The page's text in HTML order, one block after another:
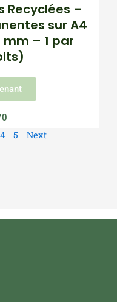
Recyclées –
sur A4
mm – 1 par
4 5 Next